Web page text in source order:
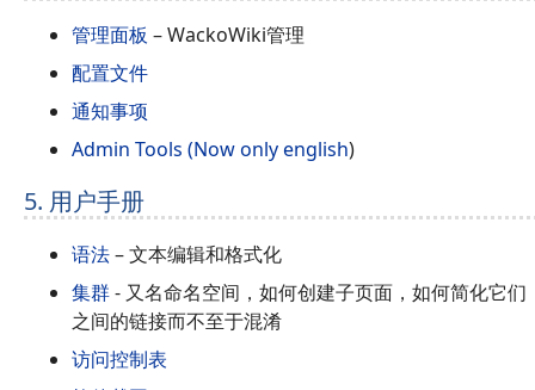
管理面板– WackoWiki管理
配置文件
通知事项
Admin Tools (Now only english)
5. 用户手册
语法– 文本编辑和格式化
集群- 又名命名空间，如何创建子页面，如何简化它们
之间的链接而不至于混淆
访问控制表